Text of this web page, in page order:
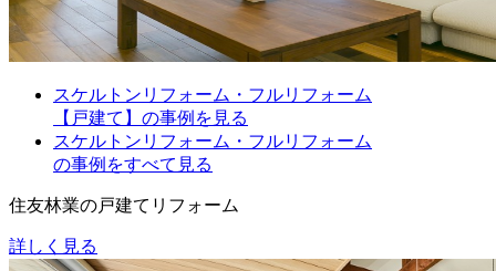
スケルトンリフォーム・フルリフォーム
【戸建て】の事例を見る
スケルトンリフォーム・フルリフォーム
の事例をすべて見る
住友林業の戸建てリフォーム
詳しく見る